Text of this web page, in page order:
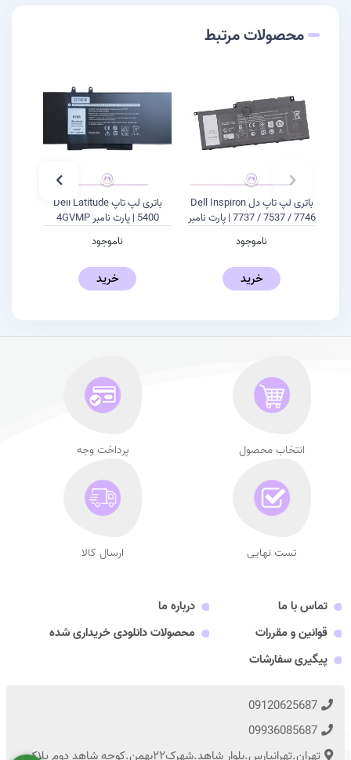
محصولات مرتبط
باتری لپ تاپ دل Dell Inspiron
7737 / 7537 / 7746 | پارت نامبر
ناموجود
خرید
باتری لپ تاپ Dell Latitude
5400 | پارت نامبر 4GVMP
ناموجود
خرید
انتخاب محصول پرداخت وجه
تست نهایی ارسال کالا
تماس با ما
درباره ما
قوانین و مقررات
محصولات دانلودی خریداری شده
پیگیری سفارشات
09120625687
09936085687